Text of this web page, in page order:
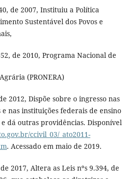
de 2007, Instituiu a Política
Sustentável dos Povos e
de 2010, Programa Nacional de
(PRONERA)
2012, Dispõe sobre o ingresso nas
nas instituições federais de ensino
dá outras providências. Disponível
ccivil_03/_ato2011-
. Acessado em maio de 2019.
2017, Altera as Leis nºs 9.394, de